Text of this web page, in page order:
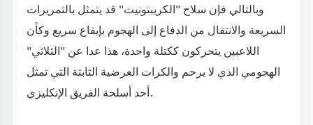
وبالتالي فإن سلاح "الكريبتونيت" قد يتمثل بالتمريرات
السريعة والانتقال من الدفاع إلى الهجوم بإيقاع سريع وكأن
اللاعبين يتحركون ككتلة واحدة، هذا عدا عن "الثلاثي"
الهجومي الذي لا يرحم والكرات العرضية الثابتة التي تمثل
أحد أسلحة الفريق الإنكليزي.